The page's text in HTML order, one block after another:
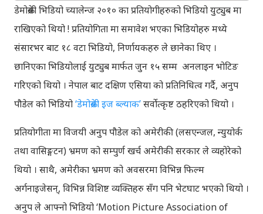
डेमोक्रेसी भिडियो च्यालेन्ज २०१० का प्रतियोगीहरुको भिडियो युट्युब मा
राखिएको थियो ! प्रतियोगिता मा समावेश भएका भिडियोहरु मध्ये
संसारभर बाट १८ वटा भिडियो, निर्णायकहरु ले छानेका थिए ।
छानिएका भिडियोलाई युट्युब मार्फत जुन १५ सम्म अनलाइन भोटिङ
गरिएको थियो । नेपाल बाट दक्षिण एसिया को प्रतिनिधित्व गर्दै, अनुप
पौडेल को भिडियो‘डेमोक्रेसी इज ब्ल्याक’सर्वोत्कृष्ट ठहरिएको थियो ।
प्रतियोगीता मा विजयी अनुप पौडेल को अमेरीकी (लसएन्जल, न्युयोर्क
तथा वासिङ्गटन) भ्रमण को सम्पुर्ण खर्च अमेरीकी सरकार ले व्यहोरेको
थियो । साथै, अमेरीका भ्रमण को अवसरमा विभिन्न फिल्म
अर्गनाइजेसन्, विभिन्न विशिष्ट व्यक्तिहरु सँग पनि भेटघाट भएको थियो ।
अनुप ले आफ्नो भिडियो ‘Motion Picture Association of